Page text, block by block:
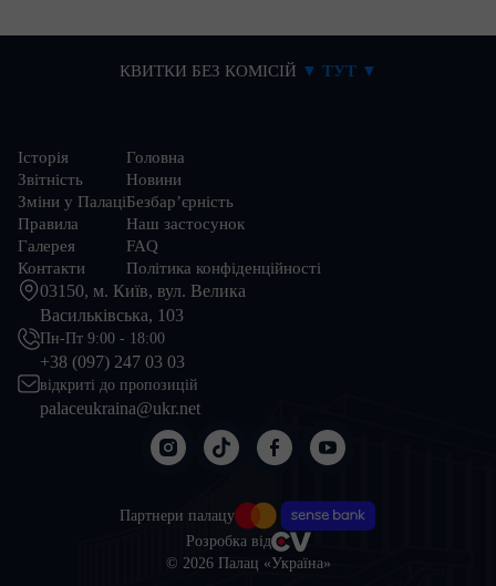
КВИТКИ БЕЗ КОМІСІЙ ▼ ТУТ ▼
03150, м. Київ, вул. Велика
Васильківська, 103
Пн-Пт 9:00 - 18:00
+38 (097) 247 03 03
відкриті до пропозицій
palaceukraina@ukr.net
Історія
Звітність
Зміни у Палаці
Правила
Галерея
Контакти
Головна
Новини
Безбар’єрність
Наш застосунок
FAQ
Політика конфіденційності
© 2026 Палац «Україна»
Партнери палацу
Розробка від